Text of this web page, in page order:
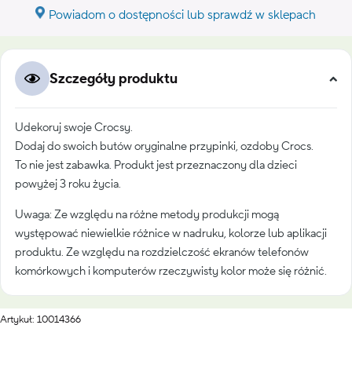
Powiadom o dostępności lub sprawdź w sklepach
Szczegóły produktu
Udekoruj swoje Crocsy.
Dodaj do swoich butów oryginalne przypinki, ozdoby Crocs.
To nie jest zabawka. Produkt jest przeznaczony dla dzieci
powyżej 3 roku życia.
Uwaga: Ze względu na różne metody produkcji mogą
występować niewielkie różnice w nadruku, kolorze lub aplikacji
produktu. Ze względu na rozdzielczość ekranów telefonów
komórkowych i komputerów rzeczywisty kolor może się różnić.
Artykuł: 10014366